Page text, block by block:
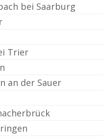
bei Saarburg
Trier
an der Sauer